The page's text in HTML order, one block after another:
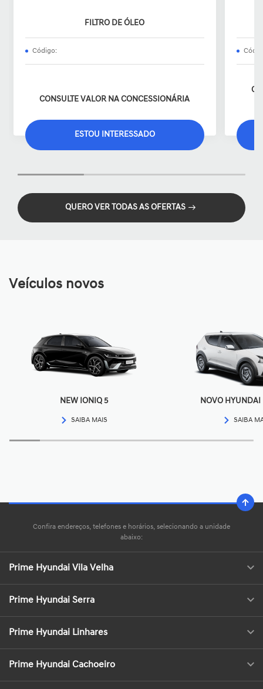
FILTRO DE ÓLEO
Código:
CONSULTE VALOR NA CONCESSIONÁRIA
ESTOU INTERESSADO
QUERO VER TODAS AS OFERTAS
Veículos novos
NEW IONIQ 5
SAIBA MAIS
NOVO
SAIBA
Confira endereços, telefones e horários, selecionando a unidade
abaixo:
Prime Hyundai Vila Velha
Prime Hyundai Serra
Prime Hyundai Linhares
Prime Hyundai Cachoeiro